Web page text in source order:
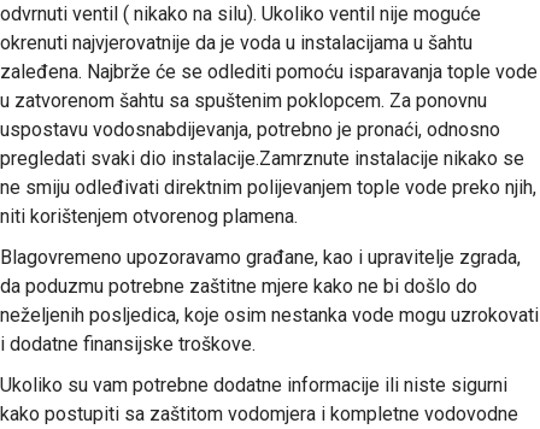
odvrnuti ventil ( nikako na silu). Ukoliko ventil nije moguće
okrenuti najvjerovatnije da je voda u instalacijama u šahtu
zaleđena. Najbrže će se odlediti pomoću isparavanja tople vode
u zatvorenom šahtu sa spuštenim poklopcem. Za ponovnu
uspostavu vodosnabdijevanja, potrebno je pronaći, odnosno
pregledati svaki dio instalacije.Zamrznute instalacije nikako se
ne smiju odleđivati direktnim polijevanjem tople vode preko njih,
niti korištenjem otvorenog plamena.
Blagovremeno upozoravamo građane, kao i upravitelje zgrada,
da poduzmu potrebne zaštitne mjere kako ne bi došlo do
neželjenih posljedica, koje osim nestanka vode mogu uzrokovati
i dodatne finansijske troškove.
Ukoliko su vam potrebne dodatne informacije ili niste sigurni
kako postupiti sa zaštitom vodomjera i kompletne vodovodne